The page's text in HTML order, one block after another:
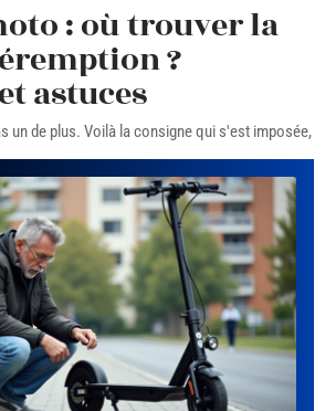
: où trouver la
?
astuces
un de plus. Voilà la consigne qui s'est imposée,